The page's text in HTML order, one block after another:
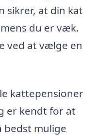
sikrer, at din kat
du er væk.
ved at vælge en
kattepensioner
er kendt for at
bedst mulige